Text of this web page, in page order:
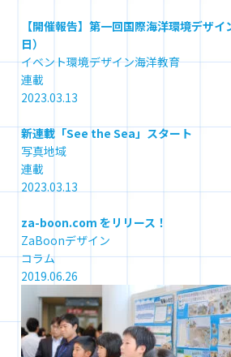
【開催報告】第一回国際海洋環境デザ
日）
イベント環境デザイン海洋教育
連載
2023.03.13
新連載「See the Sea」スタート
写真地域
連載
2023.03.13
za-boon.com をリリース！
ZaBoonデザイン
コラム
2019.06.26